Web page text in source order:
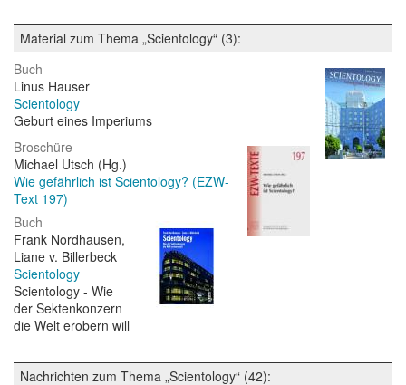
Material zum Thema „Scientology“ (3):
Buch
Linus Hauser
Scientology
Geburt eines Imperiums
Broschüre
Michael Utsch (Hg.)
Wie gefährlich ist Scientology? (EZW-
Text 197)
Buch
Frank Nordhausen,
Liane v. Billerbeck
Scientology
Scientology - Wie
der Sektenkonzern
die Welt erobern will
Nachrichten zum Thema „Scientology“ (42):